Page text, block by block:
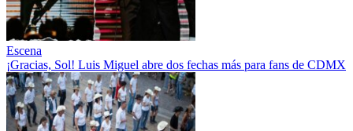
Escena
¡Gracias, Sol! Luis Miguel abre dos fechas más para fans de CDMX